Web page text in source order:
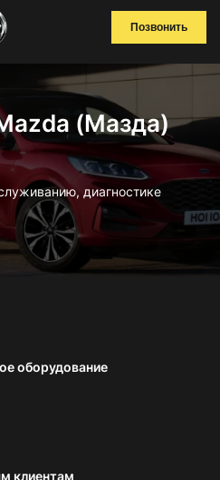
Позвонить
(Мазда)
диагностике
оборудование
клиентам